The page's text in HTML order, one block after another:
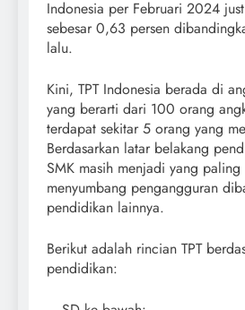
Indonesia per Februari 2024
sebesar 0,63 persen
lalu.
Kini, TPT Indonesia berada di
yang berarti dari 100 orang
terdapat sekitar 5 orang yang
Berdasarkan latar belakang
SMK masih menjadi yang
menyumbang pengangguran
pendidikan lainnya.
Berikut adalah rincian TPT
pendidikan: